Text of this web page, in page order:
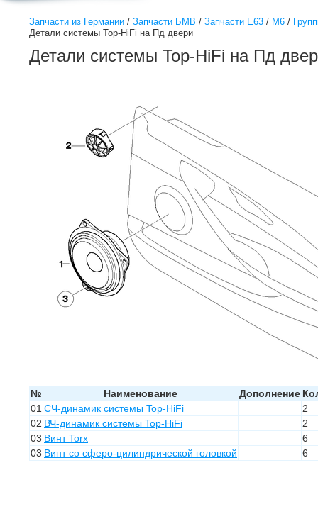
Запчасти из Германии / Запчасти БМВ / Запчасти E63 / M6 /
Детали системы Top-HiFi на Пд двери
Детали системы Top-HiFi на Пд
№ Наименование Дополнение
01 СЧ-динамик системы Top-HiFi
2
02 ВЧ-динамик системы Top-HiFi
2
03 Винт Torx
6
03 Винт со сферо-цилиндрической головкой 6